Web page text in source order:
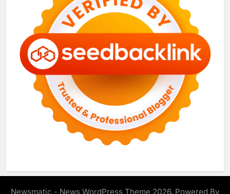
Newsmatic - News WordPress Theme 2026. Powered By